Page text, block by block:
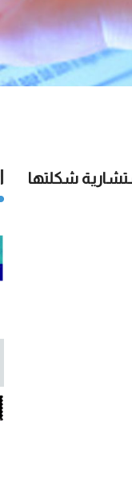
سوق المال ضمن 5 لجان إستشارية شكلتها